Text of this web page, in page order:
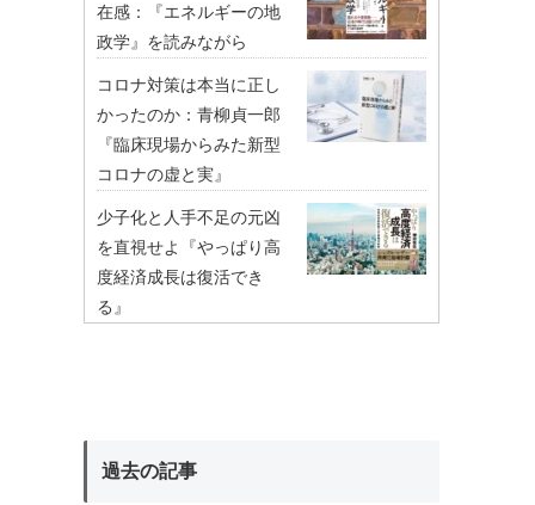
在感：『エネルギーの地
政学』を読みながら
コロナ対策は本当に正し
かったのか：青柳貞一郎
『臨床現場からみた新型
コロナの虚と実』
少子化と人手不足の元凶
を直視せよ『やっぱり高
度経済成長は復活でき
る』
過去の記事